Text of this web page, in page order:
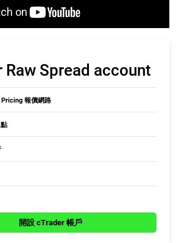
Raw Spread account
報價網路
開設 cTrader 帳戶